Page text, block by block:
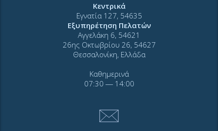
Κεντρικά
Εγνατία 127, 54635
Εξυπηρέτηση Πελατών
Αγγελάκη 6, 54621
26ης Οκτωβρίου 26, 54627
Θεσσαλονίκη, Ελλάδα
Καθημερινά
07:30 ― 14:00